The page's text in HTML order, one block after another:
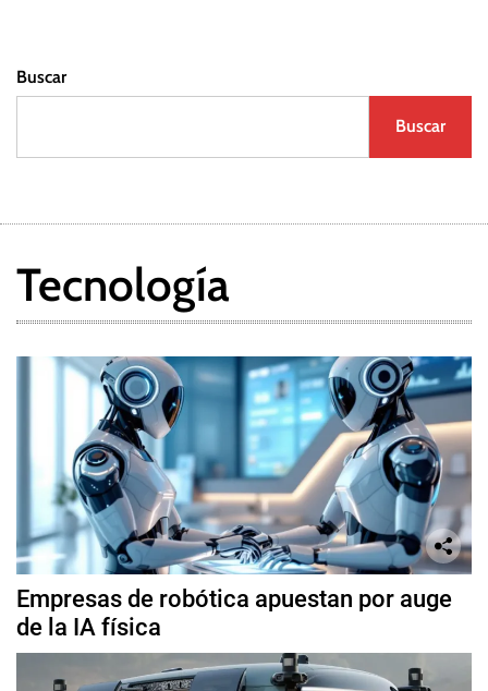
Buscar
Buscar
Tecnología
Empresas de robótica apuestan por auge
de la IA física